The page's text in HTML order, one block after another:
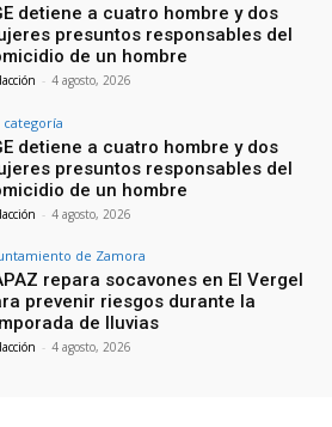
detiene a cuatro hombre y dos
presuntos responsables del
de un hombre
- 4 agosto, 2026
categoría
detiene a cuatro hombre y dos
presuntos responsables del
de un hombre
- 4 agosto, 2026
de Zamora
repara socavones en El Vergel
prevenir riesgos durante la
de lluvias
- 4 agosto, 2026